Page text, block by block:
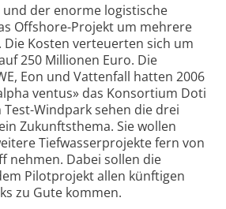
der enorme logistische
Offshore-Projekt um mehrere
Kosten verteuerten sich um
250 Millionen Euro. Die
Eon und Vattenfall hatten 2006
ventus» das Konsortium Doti
Windpark sehen die drei
Zukunftsthema. Sie wollen
Tiefwasserprojekte fern von
nehmen. Dabei sollen die
Pilotprojekt allen künftigen
zu Gute kommen.